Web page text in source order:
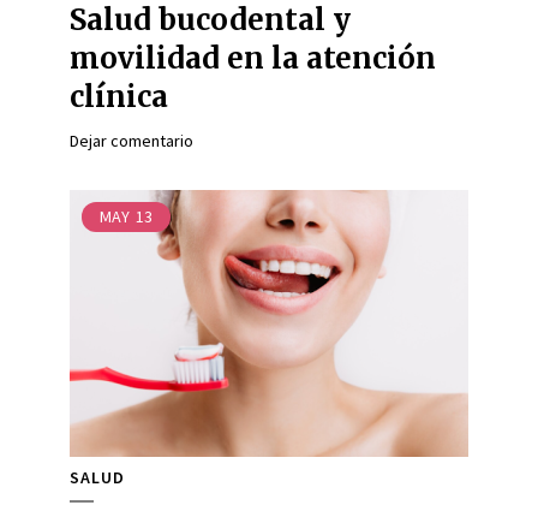
Salud bucodental y
movilidad en la atención
clínica
Dejar comentario
MAY 13
SALUD